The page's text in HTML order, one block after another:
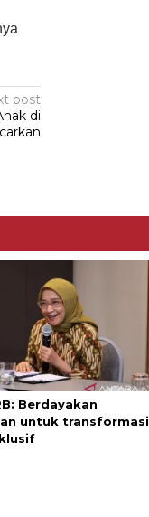
post
di
Berdayakan
untuk transformasi